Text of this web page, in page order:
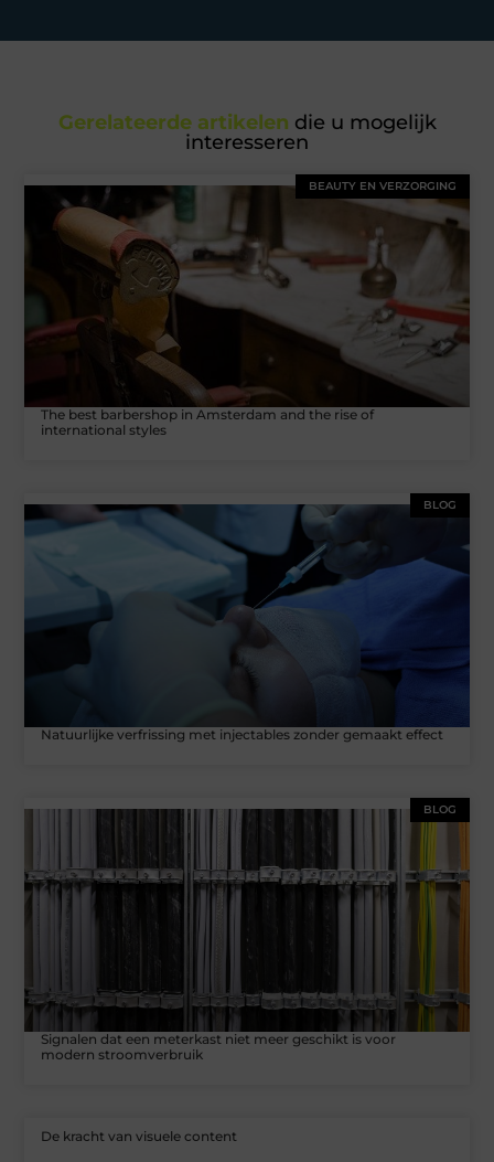
Gerelateerde artikelen die u mogelijk
interesseren
BEAUTY EN VERZORGING
The best barbershop in Amsterdam and the rise of
international styles
BLOG
Natuurlijke verfrissing met injectables zonder gemaakt effect
BLOG
Signalen dat een meterkast niet meer geschikt is voor
modern stroomverbruik
De kracht van visuele content